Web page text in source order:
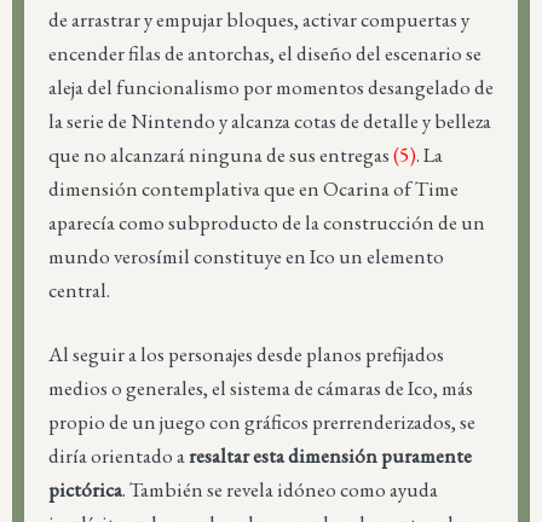
de arrastrar y empujar bloques, activar compuertas y
encender filas de antorchas, el diseño del escenario se
aleja del funcionalismo por momentos desangelado de
la serie de Nintendo y alcanza cotas de detalle y belleza
que no alcanzará ninguna de sus entregas(5). La
dimensión contemplativa que en Ocarina of Time
aparecía como subproducto de la construcción de un
mundo verosímil constituye en Ico un elemento
central.
Al seguir a los personajes desde planos prefijados
medios o generales, el sistema de cámaras de Ico, más
propio de un juego con gráficos prerrenderizados, se
diría orientado aresaltar esta dimensión puramente
pictórica. También se revela idóneo como ayuda